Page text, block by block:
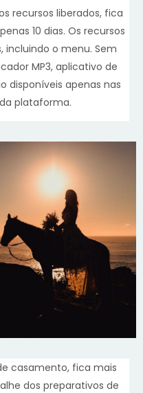
recursos liberados, fica
10 dias. Os recursos
incluindo o menu. Sem
MP3, aplicativo de
disponíveis apenas nas
plataforma.
casamento, fica mais
dos preparativos de